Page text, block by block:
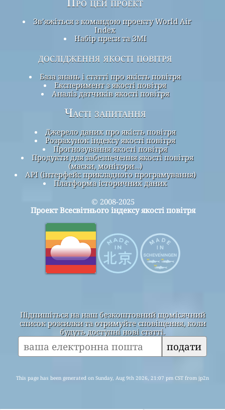
Зв’яжіться з командою проекту World Air
Index
Набір преси та ЗМІ
дослідження якості повітря
База знань і статті про якість повітря
Експеримент з якості повітря
Аналіз датчиків якості повітря
Часті запитання
Джерело даних про якість повітря
Розрахунок індексу якості повітря
Прогнозування якості повітря
Продукти для забезпечення якості повітря
(маски, монітори…)
API (інтерфейс прикладного програмування)
Платформа історичних даних
© 2008-2025
Проект Всесвітнього індексу якості повітря
Підпишіться на наш безкоштовний щомісячний
список розсилки та отримуйте сповіщення, коли
будуть доступні нові статті.
подати
This page has been generated on Sunday, Aug 9th 2026, 21:07 pm CST from jp2n